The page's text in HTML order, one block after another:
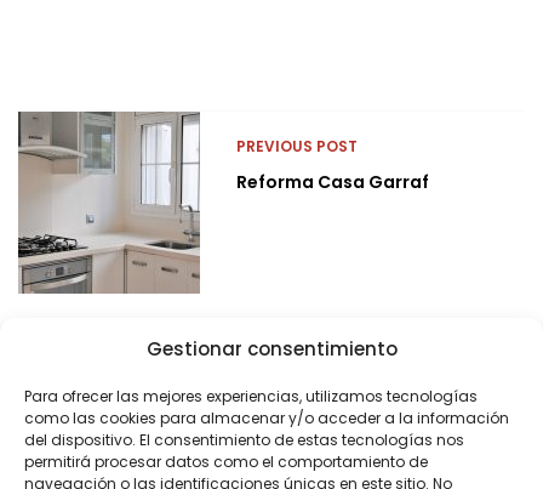
Gestionar consentimiento
Para ofrecer las mejores experiencias, utilizamos tecnologías
como las cookies para almacenar y/o acceder a la información
del dispositivo. El consentimiento de estas tecnologías nos
permitirá procesar datos como el comportamiento de
navegación o las identificaciones únicas en este sitio. No
PREVIOUS POST
Reforma Casa Garraf